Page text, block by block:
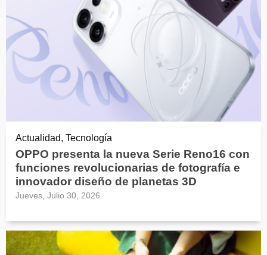
Actualidad, Tecnología
OPPO presenta la nueva Serie Reno16 con
funciones revolucionarias de fotografía e
innovador diseño de planetas 3D
Jueves, Julio 30, 2026